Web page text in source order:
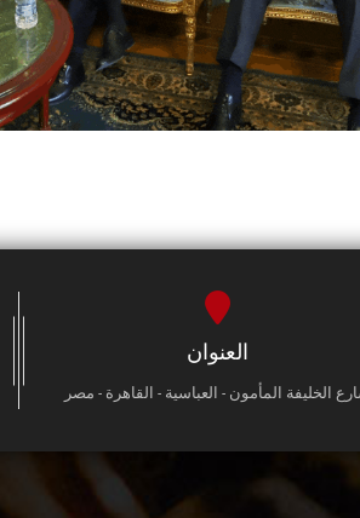
العنوان
الخليفة المأمون - العباسية - القاهرة - مصر